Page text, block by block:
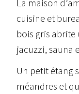
La maison
cuisine et
bois gris
jacuzzi, sauna
Un petit étang
méandres et